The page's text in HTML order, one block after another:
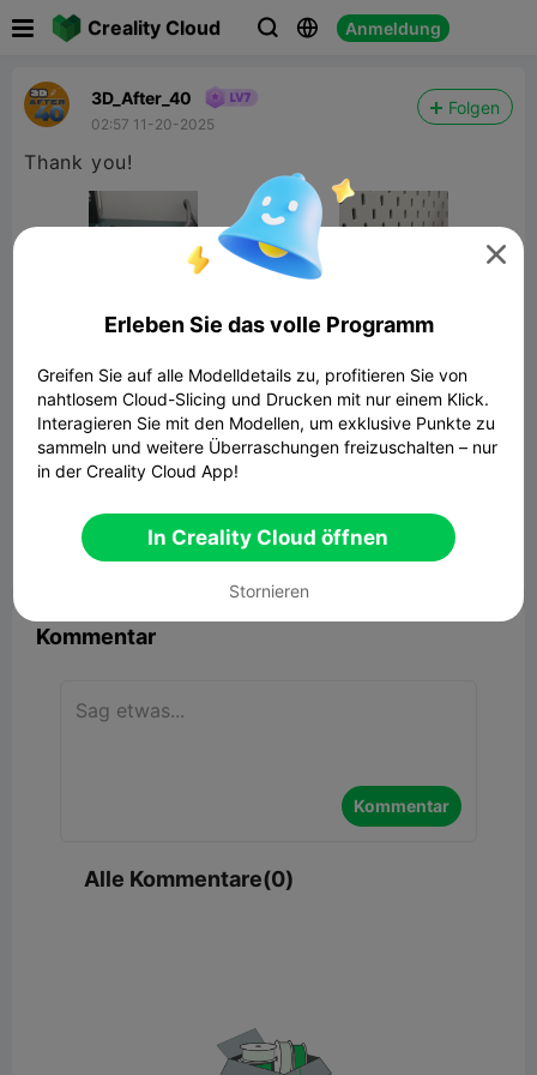
Creality Cloud   Anmeldung
3D_After_40
02:57 11-20-2025
Folgen
Thank you!
İkea Skadis Tape Holder

Kommentar
Kommentar
Alle Kommentare(0)

Erleben Sie das volle Programm
Greifen Sie auf alle Modelldetails zu, profitieren Sie von
nahtlosem Cloud-Slicing und Drucken mit nur einem Klick.
Interagieren Sie mit den Modellen, um exklusive Punkte zu
sammeln und weitere Überraschungen freizuschalten – nur
in der Creality Cloud App!
In Creality Cloud öffnen
Stornieren